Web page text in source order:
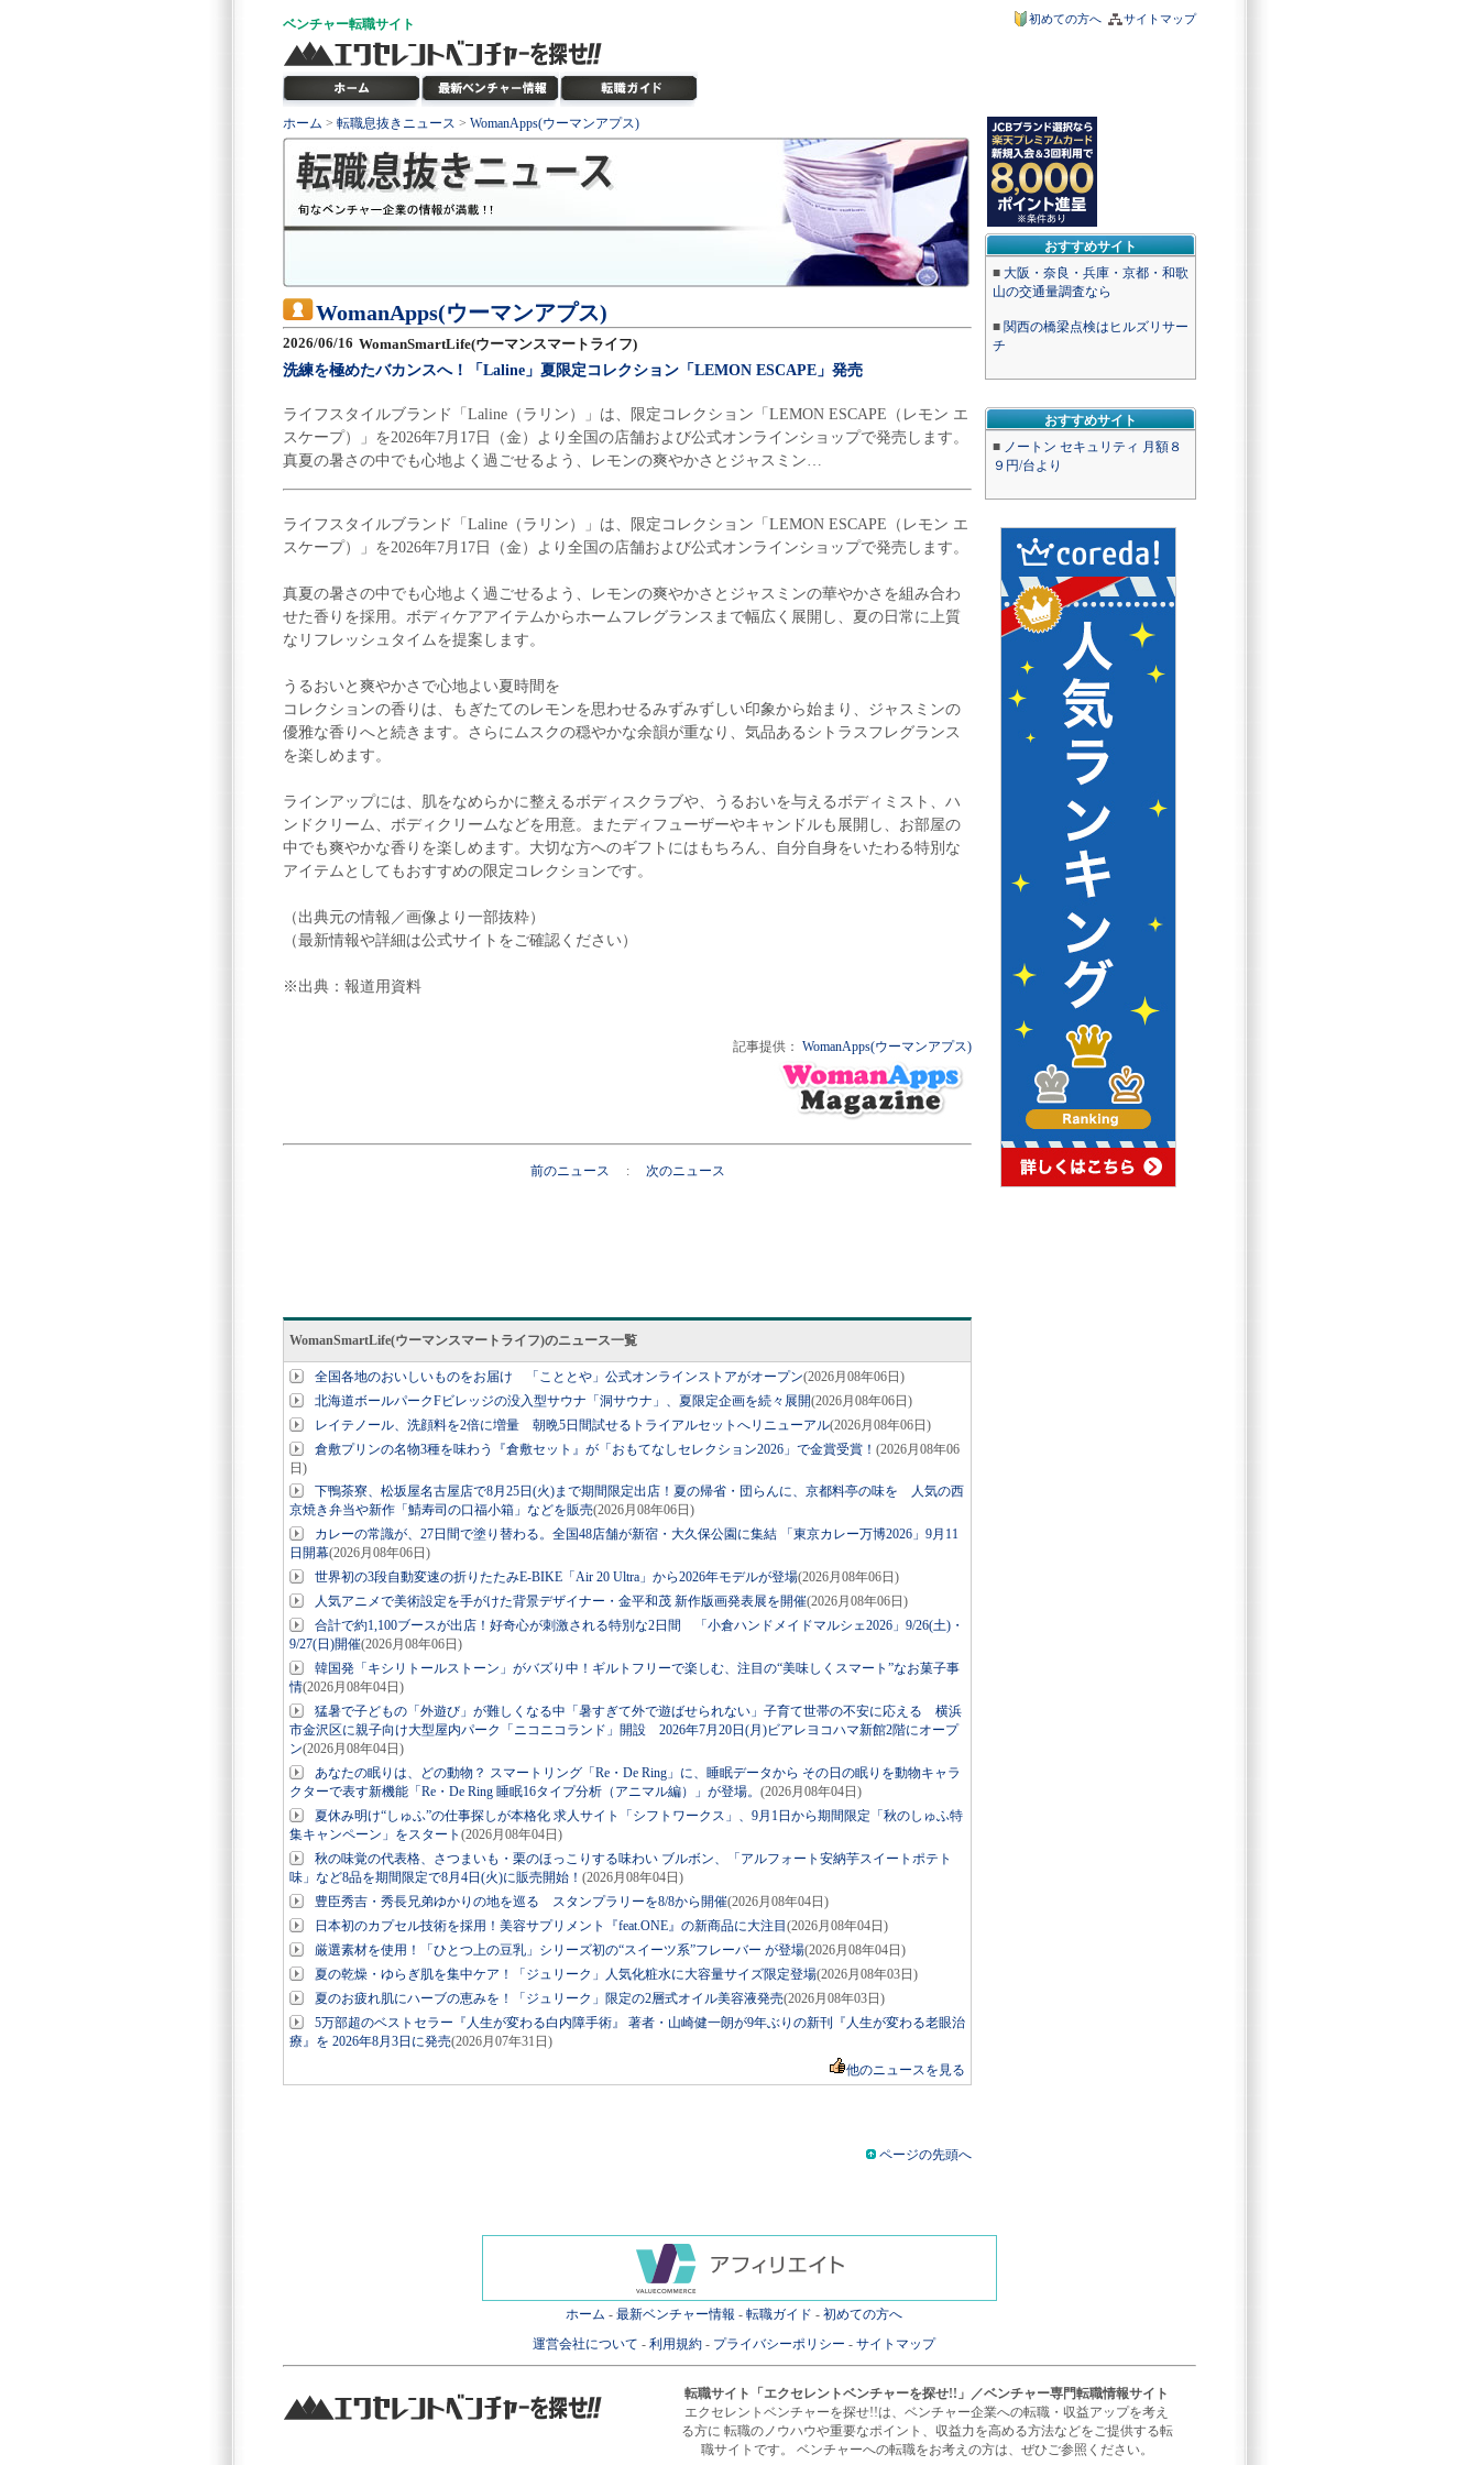
ベンチャー転職サイト サイトマップ
初めての方へ
おすすめサイト
■ 大阪・奈良・兵庫・京都・和歌
山の交通量調査なら
■ 関西の橋梁点検はヒルズリサー
チ
おすすめサイト
■ ノートン セキュリティ 月額８
９円/台より
ホーム > 転職息抜きニュース > WomanApps(ウーマンアプス)
WomanApps(ウーマンアプス)
2026/06/16 WomanSmartLife(ウーマンスマートライフ)
洗練を極めたバカンスへ！「Laline」夏限定コレクション「LEMON ESCAPE」発売
ライフスタイルブランド「Laline（ラリン）」は、限定コレクション「LEMON ESCAPE（レモン エ
スケープ）」を2026年7月17日（金）より全国の店舗および公式オンラインショップで発売します。
真夏の暑さの中でも心地よく過ごせるよう、レモンの爽やかさとジャスミン…
ライフスタイルブランド「Laline（ラリン）」は、限定コレクション「LEMON ESCAPE（レモン エ
スケープ）」を2026年7月17日（金）より全国の店舗および公式オンラインショップで発売します。
真夏の暑さの中でも心地よく過ごせるよう、レモンの爽やかさとジャスミンの華やかさを組み合わ
せた香りを採用。ボディケアアイテムからホームフレグランスまで幅広く展開し、夏の日常に上質
なリフレッシュタイムを提案します。
うるおいと爽やかさで心地よい夏時間を
コレクションの香りは、もぎたてのレモンを思わせるみずみずしい印象から始まり、ジャスミンの
優雅な香りへと続きます。さらにムスクの穏やかな余韻が重なり、気品あるシトラスフレグランス
を楽しめます。
ラインアップには、肌をなめらかに整えるボディスクラブや、うるおいを与えるボディミスト、ハ
ンドクリーム、ボディクリームなどを用意。またディフューザーやキャンドルも展開し、お部屋の
中でも爽やかな香りを楽しめます。大切な方へのギフトにはもちろん、自分自身をいたわる特別な
アイテムとしてもおすすめの限定コレクションです。
（出典元の情報／画像より一部抜粋）
（最新情報や詳細は公式サイトをご確認ください）
※出典：報道用資料
記事提供： WomanApps(ウーマンアプス)
前のニュース : 次のニュース
WomanSmartLife(ウーマンスマートライフ)のニュース一覧
全国各地のおいしいものをお届け 「こととや」公式オンラインストアがオープン(2026月08年06日)
北海道ボールパークFビレッジの没入型サウナ「洞サウナ」、夏限定企画を続々展開(2026月08年06日)
レイテノール、洗顔料を2倍に増量 朝晩5日間試せるトライアルセットへリニューアル(2026月08年06日)
倉敷プリンの名物3種を味わう『倉敷セット』が「おもてなしセレクション2026」で金賞受賞！ (2026月08年06
日)
下鴨茶寮、松坂屋名古屋店で8月25日(火)まで期間限定出店！夏の帰省・団らんに、京都料亭の味を 人気の西
京焼き弁当や新作「鯖寿司の口福小箱」などを販売(2026月08年06日)
カレーの常識が、27日間で塗り替わる。全国48店舗が新宿・大久保公園に集結 「東京カレー万博2026」9月11
日開幕(2026月08年06日)
世界初の3段自動変速の折りたたみE-BIKE「Air 20 Ultra」から2026年モデルが登場(2026月08年06日)
人気アニメで美術設定を手がけた背景デザイナー・金平和茂 新作版画発表展を開催(2026月08年06日)
合計で約1,100ブースが出店！好奇心が刺激される特別な2日間 「小倉ハンドメイドマルシェ2026」9/26(土)・
9/27(日)開催(2026月08年06日)
韓国発「キシリトールストーン」がバズり中！ギルトフリーで楽しむ、注目の“美味しくスマート”なお菓子事
情(2026月08年04日)
猛暑で子どもの「外遊び」が難しくなる中「暑すぎて外で遊ばせられない」子育て世帯の不安に応える 横浜
市金沢区に親子向け大型屋内パーク「ニコニコランド」開設 2026年7月20日(月)ビアレヨコハマ新館2階にオープ
ン(2026月08年04日)
あなたの眠りは、どの動物？ スマートリング「Re・De Ring」に、睡眠データから その日の眠りを動物キャラ
クターで表す新機能「Re・De Ring 睡眠16タイプ分析（アニマル編）」が登場。 (2026月08年04日)
夏休み明け“しゅふ”の仕事探しが本格化 求人サイト「シフトワークス」、9月1日から期間限定「秋のしゅふ特
集キャンペーン」をスタート (2026月08年04日)
秋の味覚の代表格、さつまいも・栗のほっこりする味わい ブルボン、「アルフォート安納芋スイートポテト
味」など8品を期間限定で8月4日(火)に販売開始！ (2026月08年04日)
豊臣秀吉・秀長兄弟ゆかりの地を巡る スタンプラリーを8/8から開催(2026月08年04日)
日本初のカプセル技術を採用！美容サプリメント『feat.ONE』の新商品に大注目 (2026月08年04日)
厳選素材を使用！「ひとつ上の豆乳」シリーズ初の“スイーツ系”フレーバー が登場(2026月08年04日)
夏の乾燥・ゆらぎ肌を集中ケア！「ジュリーク」人気化粧水に大容量サイズ限定登場(2026月08年03日)
夏のお疲れ肌にハーブの恵みを！「ジュリーク」限定の2層式オイル美容液発売(2026月08年03日)
5万部超のベストセラー『人生が変わる白内障手術』 著者・山崎健一朗が9年ぶりの新刊『人生が変わる老眼治
療』を 2026年8月3日に発売(2026月07年31日)
他のニュースを見る
ページの先頭へ
ホーム - 最新ベンチャー情報 - 転職ガイド - 初めての方へ
運営会社について - 利用規約 - プライバシーポリシー - サイトマップ
転職サイト
「エクセレントベンチャーを探せ!!」／ベンチャー専門転職情報サイト
エクセレントベンチャーを探せ!!は、ベンチャー企業への転職・収益アップを考え
る方に 転職のノウハウや重要なポイント、収益力を高める方法などをご提供する転
職サイトです。 ベンチャーへの転職をお考えの方は、ぜひご参照ください。